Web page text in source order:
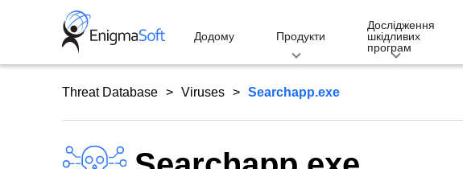
Додому Продукти
Дослідження
шкідливих
програм
Threat Database Viruses Searchapp.exe